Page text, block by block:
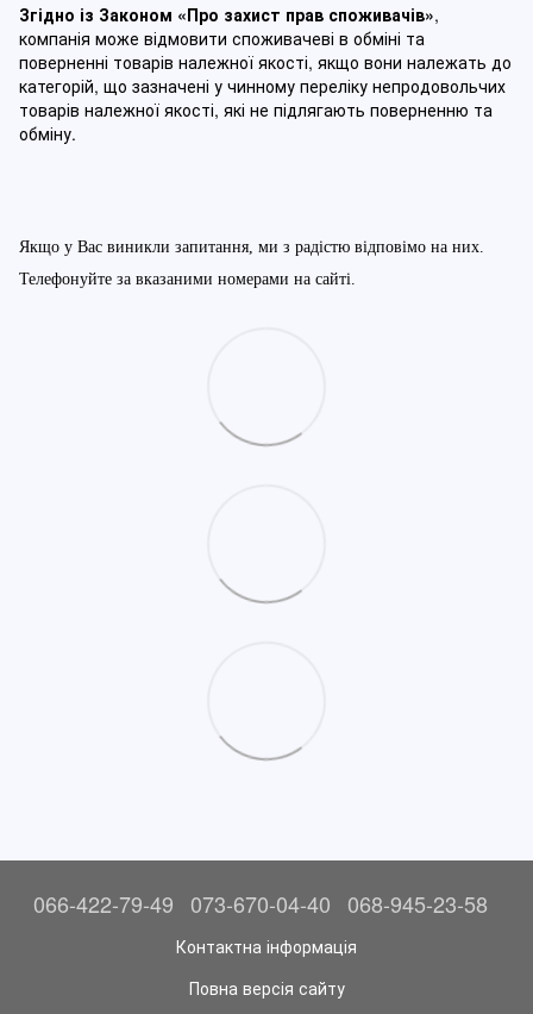
Згідно із Законом «Про захист прав споживачів»,
компанія може відмовити споживачеві в обміні та
поверненні товарів належної якості, якщо вони належать до
категорій, що зазначені у чинному переліку непродовольчих
товарів належної якості, які не підлягають поверненню та
обміну.
Якщо у Вас виникли запитання, ми з радістю відповімо на них.
Телефонуйте за вказаними номерами на сайті.
066-422-79-49 073-670-04-40 068-945-23-58
Контактна інформація
Повна версія сайту